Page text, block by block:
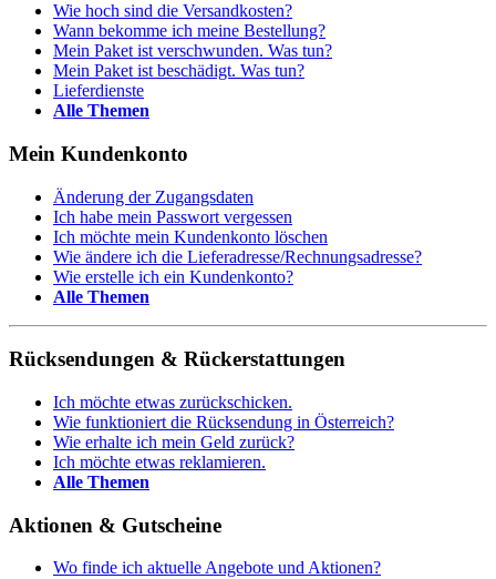
Wie hoch sind die Versandkosten?
Wann bekomme ich meine Bestellung?
Mein Paket ist verschwunden. Was tun?
Mein Paket ist beschädigt. Was tun?
Lieferdienste
Alle Themen
Mein Kundenkonto
Änderung der Zugangsdaten
Ich habe mein Passwort vergessen
Ich möchte mein Kundenkonto löschen
Wie ändere ich die Lieferadresse/Rechnungsadresse?
Wie erstelle ich ein Kundenkonto?
Alle Themen
Rücksendungen & Rückerstattungen
Ich möchte etwas zurückschicken.
Wie funktioniert die Rücksendung in Österreich?
Wie erhalte ich mein Geld zurück?
Ich möchte etwas reklamieren.
Alle Themen
Aktionen & Gutscheine
Wo finde ich aktuelle Angebote und Aktionen?